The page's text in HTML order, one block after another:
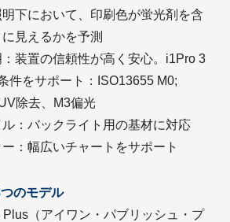
下において、印刷色が蛍光剤を含
見えるかを予測
：装置の信頼性が高く安心。i1Pro 3
件をサポート：ISO13655 M0;
除去、M3偏光
ル：バックライト用の基材に対応
ー：幅広いチャートをサポート
のモデル
Plus（アイワン・パブリッシュ・プ